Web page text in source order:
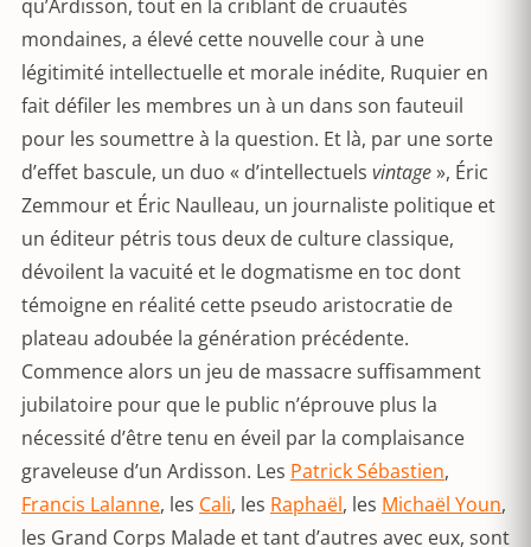
qu’Ardisson, tout en la criblant de cruautés
mondaines, a élevé cette nouvelle cour à une
légitimité intellectuelle et morale inédite, Ruquier en
fait défiler les membres un à un dans son fauteuil
pour les soumettre à la question. Et là, par une sorte
d’effet bascule, un duo « d’intellectuels vintage», Éric
Zemmour et Éric Naulleau, un journaliste politique et
un éditeur pétris tous deux de culture classique,
dévoilent la vacuité et le dogmatisme en toc dont
témoigne en réalité cette pseudo aristocratie de
plateau adoubée la génération précédente.
Commence alors un jeu de massacre suffisamment
jubilatoire pour que le public n’éprouve plus la
nécessité d’être tenu en éveil par la complaisance
graveleuse d’un Ardisson. Les Patrick Sébastien,
Francis Lalanne, les Cali, les Raphaël, les Michaël Youn,
les Grand Corps Malade et tant d’autres avec eux, sont